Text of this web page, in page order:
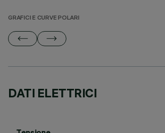
GRAFICI E CURVE POLARI
DATI ELETTRICI